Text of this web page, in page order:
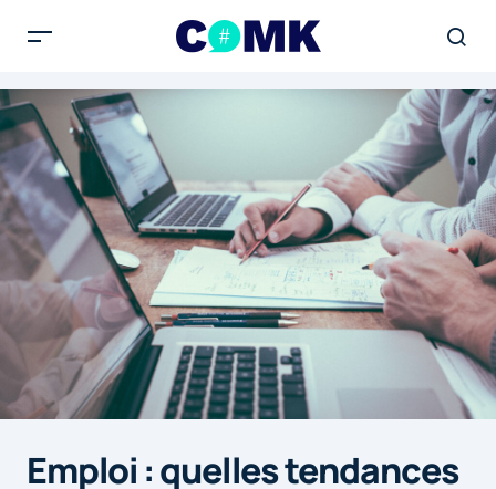
Emploi : quelles tendances